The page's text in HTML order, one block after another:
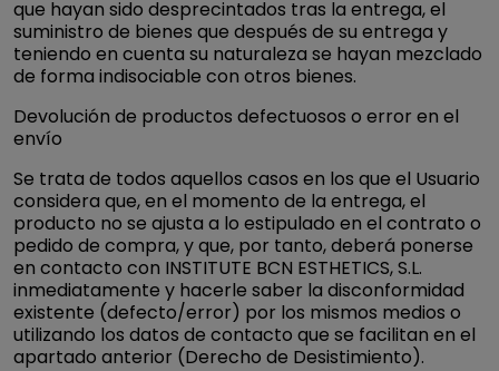
que hayan sido desprecintados tras la entrega, el
suministro de bienes que después de su entrega y
teniendo en cuenta su naturaleza se hayan mezclado
de forma indisociable con otros bienes.
Devolución de productos defectuosos o error en el
envío
Se trata de todos aquellos casos en los que el Usuario
considera que, en el momento de la entrega, el
producto no se ajusta a lo estipulado en el contrato o
pedido de compra, y que, por tanto, deberá ponerse
en contacto con INSTITUTE BCN ESTHETICS, S.L.
inmediatamente y hacerle saber la disconformidad
existente (defecto/error) por los mismos medios o
utilizando los datos de contacto que se facilitan en el
apartado anterior (Derecho de Desistimiento).